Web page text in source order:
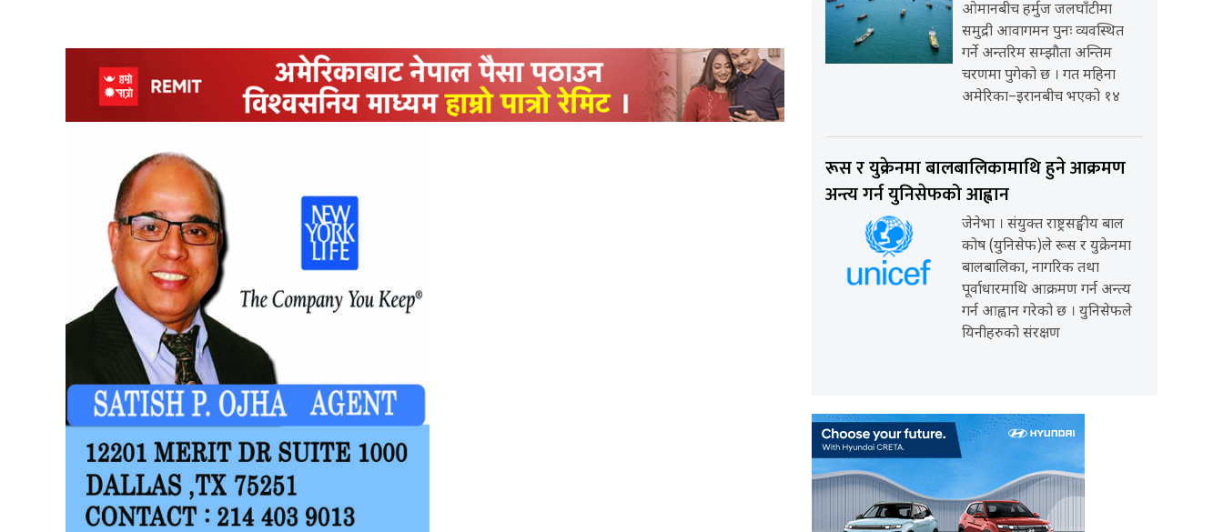
ओमानबीच हर्मुज जलघाँटीमा
समुद्री आवागमन पुनः व्यवस्थित
गर्ने अन्तरिम सम्झौता अन्तिम
चरणमा पुगेको छ । गत महिना
अमेरिका–इरानबीच भएको १४
रूस र युक्रेनमा बालबालिकामाथि हुने आक्रमण
अन्त्य गर्न युनिसेफको आह्वान
जेनेभा । संयुक्त राष्ट्रसङ्घीय बाल
कोष (युनिसेफ)ले रूस र युक्रेनमा
बालबालिका, नागरिक तथा
पूर्वाधारमाथि आक्रमण गर्न अन्त्य
गर्न आह्वान गरेको छ । युनिसेफले
यिनीहरुको संरक्षण